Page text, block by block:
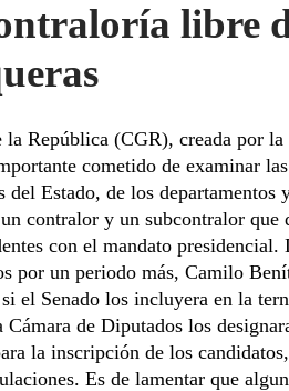
libre
República (CGR), creada por la
cometido de examinar las
Estado, de los departamentos
contralor y un subcontralor que
con el mandato presidencial.
por un periodo más, Camilo
el Senado los incluyera en la
de Diputados los
la inscripción de los
Es de lamentar que